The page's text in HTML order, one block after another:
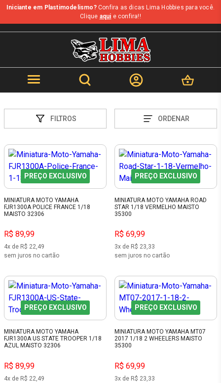
Iniciante em Plastimodelismo?Confira as dicas Lima Hobbies para você.
Clique aqui e confira!!
FILTROS ORDENAR
PREÇO EXCLUSIVO
MINIATURA MOTO YAMAHA
FJR1300A POLICE FRANCE 1/18
MAISTO 32306
R$ 89,99
4x de R$ 22,49
sem juros no cartão
PREÇO EXCLUSIVO
MINIATURA MOTO YAMAHA ROAD
STAR 1/18 VERMELHO MAISTO
35300
R$ 69,99
3x de R$ 23,33
sem juros no cartão
PREÇO EXCLUSIVO
MINIATURA MOTO YAMAHA
FJR1300A US STATE TROOPER 1/18
AZUL MAISTO 32306
R$ 89,99
4x de R$ 22,49
PREÇO EXCLUSIVO
MINIATURA MOTO YAMAHA MT07
2017 1/18 2 WHEELERS MAISTO
35300
R$ 69,99
3x de R$ 23,33